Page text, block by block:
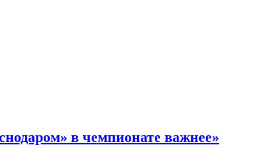
в чемпионате важнее»